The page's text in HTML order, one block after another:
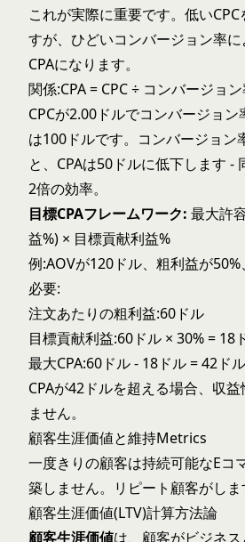
これが実際に重要です。低い
すが、ひどいコンバージョン率
CPAになります。
関係:CPA = CPC ÷ コンバージョ
CPCが2.00ドルでコンバージョン
は100ドルです。コンバージョン
と、CPAは50ドルに低下します -
2倍の効率。
目標CPAフレームワーク: 最大許
益%) × 目標貢献利益%
例:AOVが120ドル、粗利益が
必要:
注文あたりの粗利益:60ドル
目標貢献利益:60ドル × 30% = 18
最大CPA:60ドル - 18ドル = 42ドル
CPAが42ドルを超える場合、収
ません。
顧客生涯価値と維持Metrics
一度きりの顧客は持続可能なEコ
築しません。リピート顧客がしま
顧客生涯価値(LTV)計算方法論
顧客生涯価値は、顧客がビジネ